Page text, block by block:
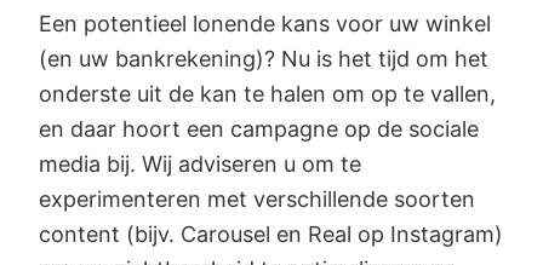
Een potentieel lonende kans voor uw winkel
(en uw bankrekening)? Nu is het tijd om het
onderste uit de kan te halen om op te vallen,
en daar hoort een campagne op de sociale
media bij. Wij adviseren u om te
experimenteren met verschillende soorten
content (bijv. Carousel en Real op Instagram)